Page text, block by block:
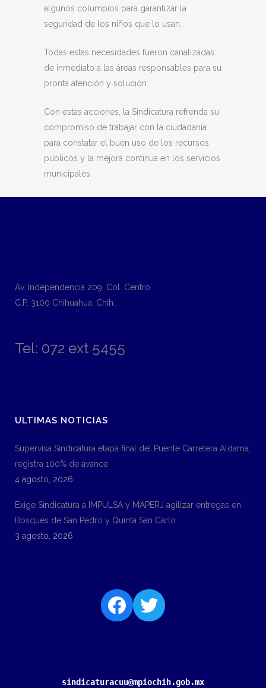
algunos columpios para garantizar la
seguridad de los niños que lo usan.
Todas estas necesidades fueron canalizadas
de inmediato a las áreas responsables para su
pronta atención y solución.
Con estas acciones, la Sindicatura refrenda su
compromiso de trabajar con la ciudadanía
para constatar el buen uso de los recursos
públicos y la mejora continua en los servicios
municipales.
Av. Independencia 209, Col. Centro
C.P. 3100 Chihuahua, Chih.
Tel: 072 ext 5455
ULTIMAS NOTICIAS
Supervisa Sindicatura etapa final del Puente Carretera Aldama;
registra 100% de avance
4 agosto, 2026
Exige Sindicatura a IMPULSA y MAPERJ agilizar entregas en
Bosques de San Pedro y Quinta San Carlo
3 agosto, 2026
sindicaturacuu@mpiochih.gob.mx